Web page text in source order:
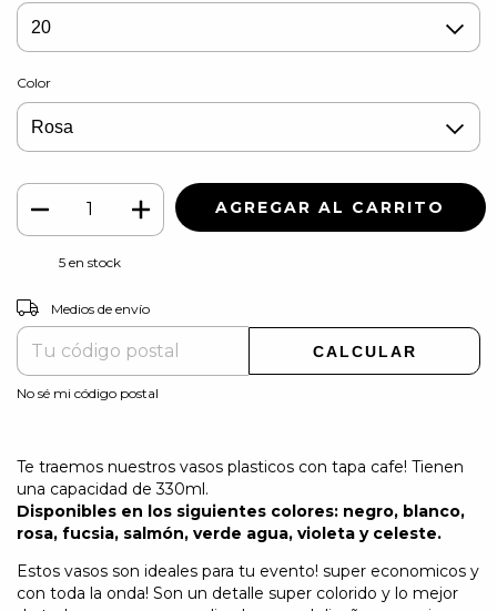
Color
5 en stock
Entregas para el CP:
Medios de envío
CALCULAR
No sé mi código postal
Te traemos nuestros vasos plasticos con tapa cafe! Tienen
una capacidad de 330ml.
Disponibles en los siguientes colores: negro, blanco,
rosa, fucsia, salmón, verde agua, violeta y celeste.
Estos vasos son ideales para tu evento! super economicos y
con toda la onda! Son un detalle super colorido y lo mejor